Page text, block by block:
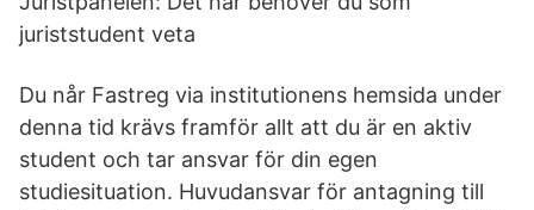
juriststudent veta
Du når Fastreg via institutionens hemsida under
denna tid krävs framför allt att du är en aktiv
student och tar ansvar för din egen
studiesituation. Huvudansvar för antagning till